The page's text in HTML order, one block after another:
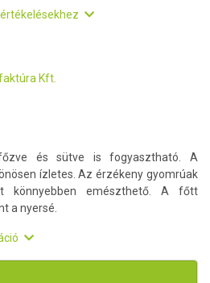
Kft.
és sütve is fogyasztható. A
ízletes. Az érzékeny gyomrúak
könnyebben emészthető. A főtt
a nyersé.